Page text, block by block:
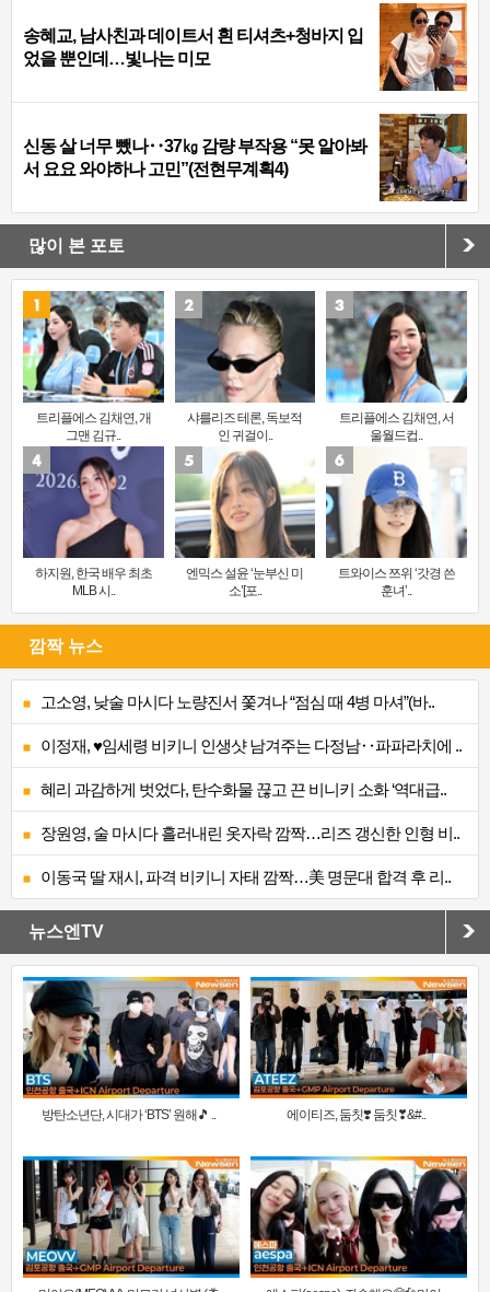
송혜교, 남사친과 데이트서 흰 티셔츠+청바지 입
었을 뿐인데…빛나는 미모
신동 살 너무 뺐나‥37㎏ 감량 부작용 “못 알아봐
서 요요 와야하나 고민”(전현무계획4)
많이 본 포토
트리플에스 김채연, 개
그맨 김규..
샤를리즈 테론, 독보적
인 귀걸이..
트리플에스 김채연, 서
울월드컵..
하지원, 한국 배우 최초
MLB 시..
엔믹스 설윤 ‘눈부신 미
소’[포..
트와이스 쯔위 ‘갓경 쓴
훈녀’..
깜짝 뉴스
고소영, 낮술 마시다 노량진서 쫓겨나 “점심 때 4병 마셔”(바..
이정재, ♥임세령 비키니 인생샷 남겨주는 다정남‥파파라치에 ..
혜리 과감하게 벗었다, 탄수화물 끊고 끈 비니키 소화 ‘역대급..
장원영, 술 마시다 흘러내린 옷자락 깜짝…리즈 갱신한 인형 비..
이동국 딸 재시, 파격 비키니 자태 깜짝…美 명문대 합격 후 리..
뉴스엔TV
방탄소년단, 시대가 ‘BTS’ 원해🎵 .. 에이티즈, 둠칫❣️ 둠칫❣&#..